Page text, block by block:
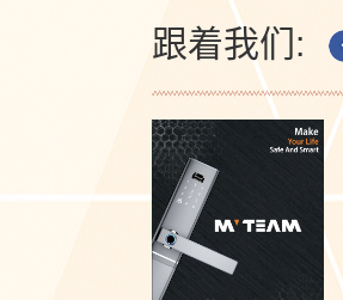
跟着我们: